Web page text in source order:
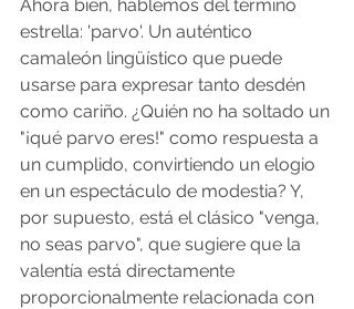
Ahora bien, hablemos del término
estrella: 'parvo'. Un auténtico
camaleón lingüístico que puede
usarse para expresar tanto desdén
como cariño. ¿Quién no ha soltado un
"¡qué parvo eres!" como respuesta a
un cumplido, convirtiendo un elogio
en un espectáculo de modestia? Y,
por supuesto, está el clásico "venga,
no seas parvo", que sugiere que la
valentía está directamente
proporcionalmente relacionada con